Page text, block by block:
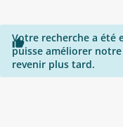

Votre recherche a été
puisse améliorer
revenir plus tard.